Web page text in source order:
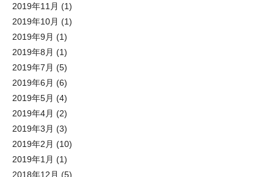
2019年11月 (1)
2019年10月 (1)
2019年9月 (1)
2019年8月 (1)
2019年7月 (5)
2019年6月 (6)
2019年5月 (4)
2019年4月 (2)
2019年3月 (3)
2019年2月 (10)
2019年1月 (1)
2018年12月 (5)